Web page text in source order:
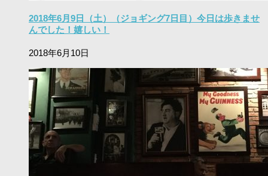
2018年6月9日（土）（ジョギング7日目）今日は歩きませ
んでした！嬉しい！
2018年6月10日